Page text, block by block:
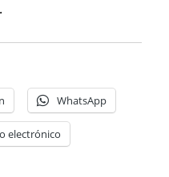
WhatsApp
electrónico